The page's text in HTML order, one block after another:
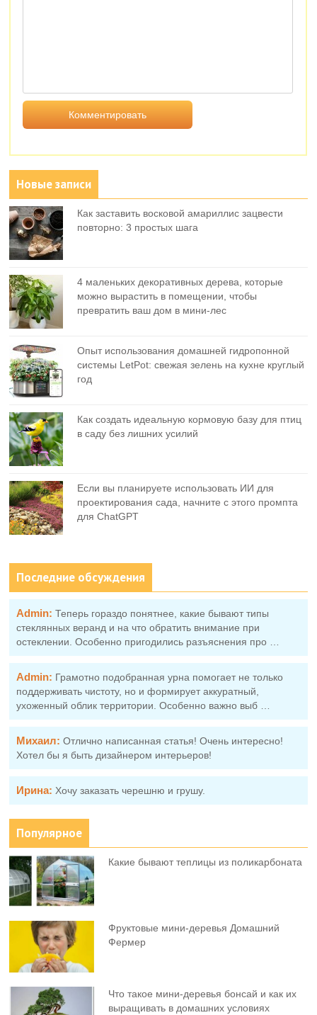
Новые записи
Как заставить восковой амариллис зацвести
повторно: 3 простых шага
4 маленьких декоративных дерева, которые
можно вырастить в помещении, чтобы
превратить ваш дом в мини-лес
Опыт использования домашней гидропонной
системы LetPot: свежая зелень на кухне круглый
год
Как создать идеальную кормовую базу для птиц
в саду без лишних усилий
Если вы планируете использовать ИИ для
проектирования сада, начните с этого промпта
для ChatGPT
Последние обсуждения
Admin: Теперь гораздо понятнее, какие бывают типы
стеклянных веранд и на что обратить внимание при
остеклении. Особенно пригодились разъяснения про …
Admin: Грамотно подобранная урна помогает не только
поддерживать чистоту, но и формирует аккуратный,
ухоженный облик территории. Особенно важно выб …
Михаил: Отлично написанная статья! Очень интересно!
Хотел бы я быть дизайнером интерьеров!
Ирина: Хочу заказать черешню и грушу.
Популярное
Какие бывают теплицы из поликарбоната
Фруктовыe мини-деревья Домашний
Фермер
Что такое мини-деревья бонсай и как их
выращивать в домашних условиях